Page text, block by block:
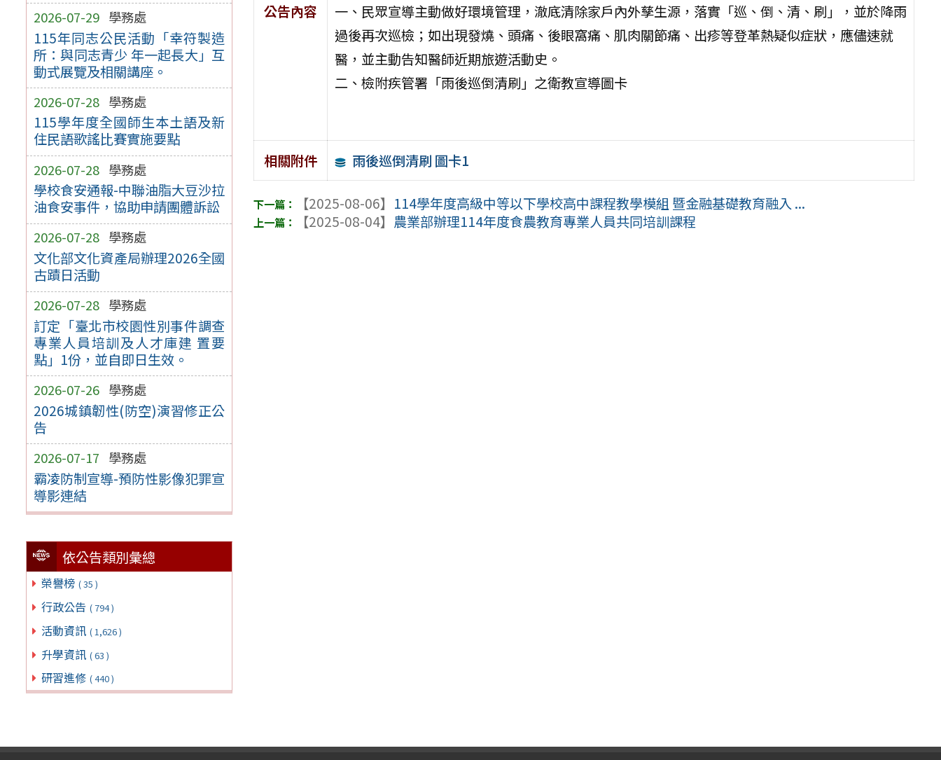
2026-07-29 學務處
115年同志公民活動「幸符製造
所：與同志青少 年一起長大」互
動式展覽及相關講座。
2026-07-28 學務處
115學年度全國師生本土語及新
住民語歌謠比賽實施要點
2026-07-28 學務處
學校食安通報-中聯油脂大豆沙拉
油食安事件，協助申請團體訴訟
2026-07-28 學務處
文化部文化資產局辦理2026全國
古蹟日活動
2026-07-28 學務處
訂定「臺北市校園性別事件調查
專業人員培訓及人才庫建 置要
點」1份，並自即日生效。
2026-07-26 學務處
2026城鎮韌性(防空)演習修正公
告
2026-07-17 學務處
霸凌防制宣導-預防性影像犯罪宣
導影連結
依公告類別彙總
榮譽榜 ( 35 )
行政公告 ( 794 )
活動資訊 ( 1,626 )
升學資訊 ( 63 )
研習進修 ( 440 )
公告內容
一、民眾宣導主動做好環境管理，澈底清除家戶內外孳生源，落實「巡、倒、清、刷」，並於降雨
過後再次巡檢；如出現發燒、頭痛、後眼窩痛、肌肉關節痛、出疹等登革熱疑似症狀，應儘速就
醫，並主動告知醫師近期旅遊活動史。
二、檢附疾管署「雨後巡倒清刷」之衛教宣導圖卡
相關附件 雨後巡倒清刷 圖卡1
【2025-08-06】 114學年度高級中等以下學校高中課程教學模組 暨金融基礎教育融入 ...
【2025-08-04】 農業部辦理114年度食農教育專業人員共同培訓課程